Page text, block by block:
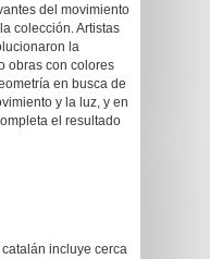
del movimiento
colección. Artistas
la
obras con colores
en busca de
y la luz, y en
el resultado
incluye cerca